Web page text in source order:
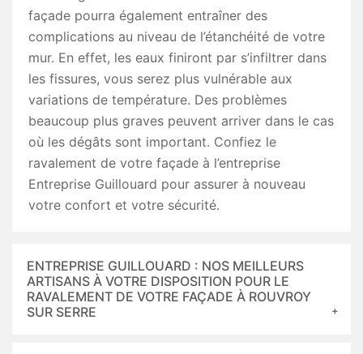
façade pourra également entraîner des
complications au niveau de l’étanchéité de votre
mur. En effet, les eaux finiront par s’infiltrer dans
les fissures, vous serez plus vulnérable aux
variations de température. Des problèmes
beaucoup plus graves peuvent arriver dans le cas
où les dégâts sont important. Confiez le
ravalement de votre façade à l’entreprise
Entreprise Guillouard pour assurer à nouveau
votre confort et votre sécurité.
ENTREPRISE GUILLOUARD : NOS MEILLEURS
ARTISANS À VOTRE DISPOSITION POUR LE
RAVALEMENT DE VOTRE FAÇADE À ROUVROY
SUR SERRE